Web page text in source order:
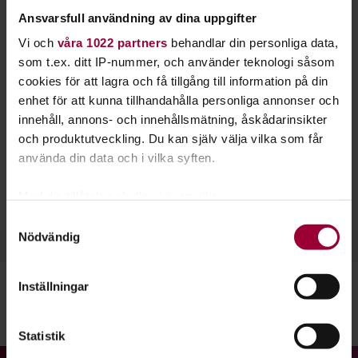
Ansvarsfull användning av dina uppgifter
Vi och våra 1022 partners behandlar din personliga data,
som t.ex. ditt IP-nummer, och använder teknologi såsom
cookies för att lagra och få tillgång till information på din
enhet för att kunna tillhandahålla personliga annonser och
innehåll, annons- och innehållsmätning, åskådarinsikter
och produktutveckling. Du kan själv välja vilka som får
använda din data och i vilka syften.
som kan ha en noggrannhet på upp till flera meter
Ta reda på mer om hur dina personliga uppgifter
Du kan ändra eller dra tillbaka ditt samtycke när som
Nödvändig
Inställningar
Statistik
feedback. Hos oss kan du arrangera en film- eller
bildvisning eller vara publik på våra befintliga
evenemang.
Har du fotograferat något som du vill visa för andra? Kanske
har du sett eller gjort en film som du vill att flera ska se och
diskutera? Välkommen till oss och arrangera en visning!
Hos oss kan du också starta enfilmstudiecirkel
filmhistoria, berättelseteknik och mycket annat?
E-mail